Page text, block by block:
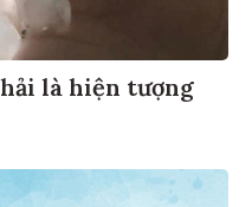
là hiện tượng